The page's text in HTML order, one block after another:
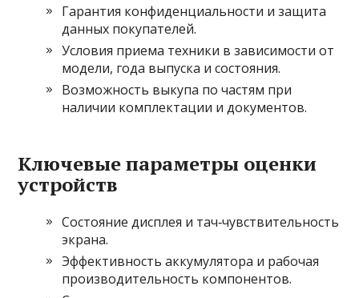
Гарантия конфиденциальности и защита
данных покупателей.
Условия приема техники в зависимости от
модели, года выпуска и состояния.
Возможность выкупа по частям при
наличии комплектации и документов.
Ключевые параметры оценки
устройств
Состояние дисплея и тач‑чувствительность
экрана.
Эффективность аккумулятора и рабочая
производительность компонентов.